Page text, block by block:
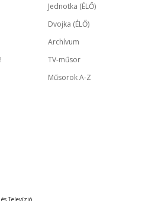
Jednotka (ÉLŐ)
Dvojka (ÉLŐ)
Archívum
TV-műsor
Műsorok A-Z
Televízió